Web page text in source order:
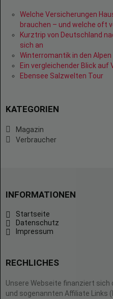
Welche Versicherungen
brauchen – und welche oft
Kurztrip von Deutschland
sich an
Winterromantik in den Alpen
Ein vergleichender Blick
Ebensee Salzwelten Tour
KATEGORIEN
Magazin
Verbraucher
INFORMATIONEN
Startseite
Datenschutz
Impressum
RECHLICHES
Unsere Webseite finanziert
und sogenannten Affiliate Links